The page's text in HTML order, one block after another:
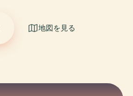
地図を見る